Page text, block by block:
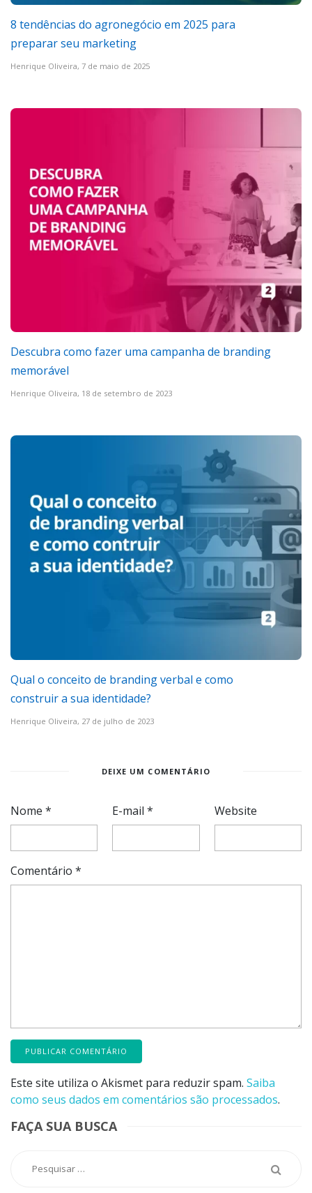
8 tendências do agronegócio em 2025 para
preparar seu marketing
Henrique Oliveira, 7 de maio de 2025
Descubra como fazer uma campanha de branding
memorável
Henrique Oliveira, 18 de setembro de 2023
Qual o conceito de branding verbal e como
construir a sua identidade?
Henrique Oliveira, 27 de julho de 2023
DEIXE UM COMENTÁRIO
Nome * E-mail* Website
Comentário *
Este site utiliza o Akismet para reduzir spam. Saiba
como seus dados em comentários são processados.
FAÇA SUA BUSCA